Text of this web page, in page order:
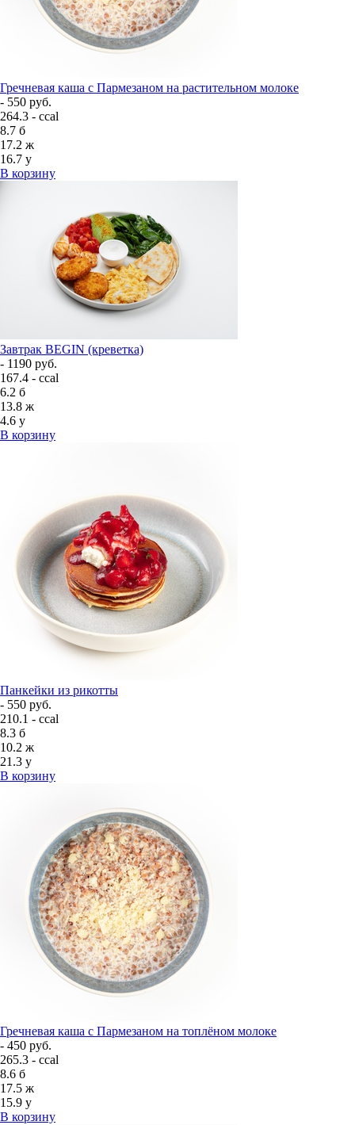
Гречневая каша с Пармезаном на растительном молоке
- 550 руб.
264.3 - ccal
8.7 б
17.2 ж
16.7 у
В корзину
Завтрак BEGIN (креветка)
- 1190 руб.
167.4 - ccal
6.2 б
13.8 ж
4.6 у
В корзину
Панкейки из рикотты
- 550 руб.
210.1 - ccal
8.3 б
10.2 ж
21.3 у
В корзину
Гречневая каша с Пармезаном на топлёном молоке
- 450 руб.
265.3 - ccal
8.6 б
17.5 ж
15.9 у
В корзину